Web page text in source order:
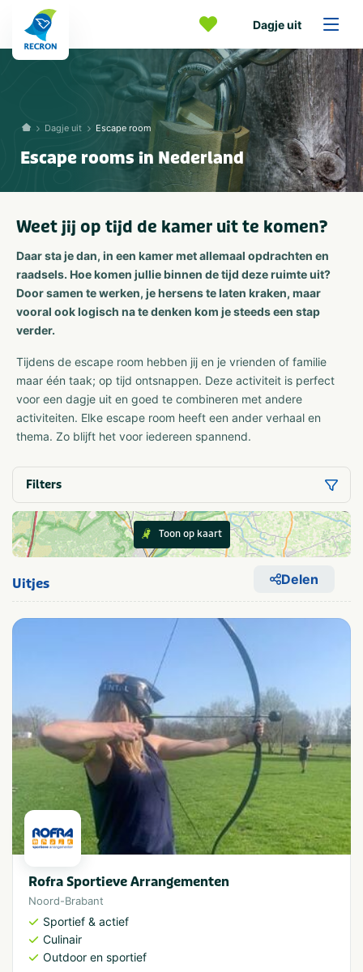
Dagje uit
Dagje uit Escape room
Escape rooms in Nederland
Weet jij op tijd de kamer uit te komen?
Daar sta je dan, in een kamer met allemaal opdrachten en
raadsels. Hoe komen jullie binnen de tijd deze ruimte uit?
Door samen te werken, je hersens te laten kraken, maar
vooral ook logisch na te denken kom je steeds een stap
verder.
Tijdens de escape room hebben jij en je vrienden of familie
maar één taak; op tijd ontsnappen. Deze activiteit is perfect
voor een dagje uit en goed te combineren met andere
activiteiten. Elke escape room heeft een ander verhaal en
thema. Zo blijft het voor iedereen spannend.
Filters
Toon op kaart
Uitjes Delen
Rofra Sportieve Arrangementen
Noord-Brabant
Sportief & actief
Culinair
Outdoor en sportief